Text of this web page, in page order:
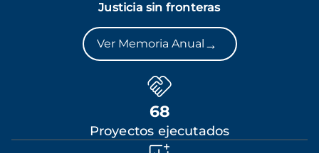
Justicia sin fronteras
Ver Memoria Anual →
68
Proyectos ejecutados